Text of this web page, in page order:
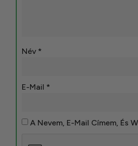
Név *
E-Mail *
A Nevem, E-Mail Címem, És